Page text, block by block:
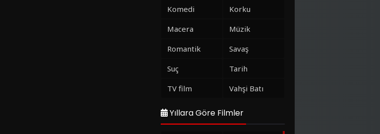
Komedi
Korku
Macera
Müzik
Romantik
Savaş
Suç
Tarih
TV film
Vahşi Batı
Yıllara Göre Filmler